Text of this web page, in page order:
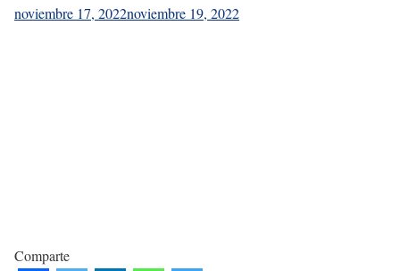
noviembre 17, 2022noviembre 19, 2022
Comparte